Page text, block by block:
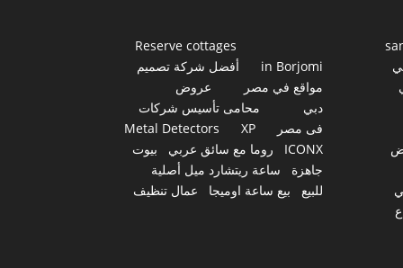
Reserve cottages
in Borjomi
أفضل شركة تصميم
مواقع في مصر
عروض
دبي
محامى تأسيس شركات
فى مصر
Metal Detectors
XP
ICONX
روما مع سائق عربي
بيوت
جاهزة
ساعة ريتشارد ميل أصلية
للبيع
بيع ساعة اوميجا عمال تنظيف